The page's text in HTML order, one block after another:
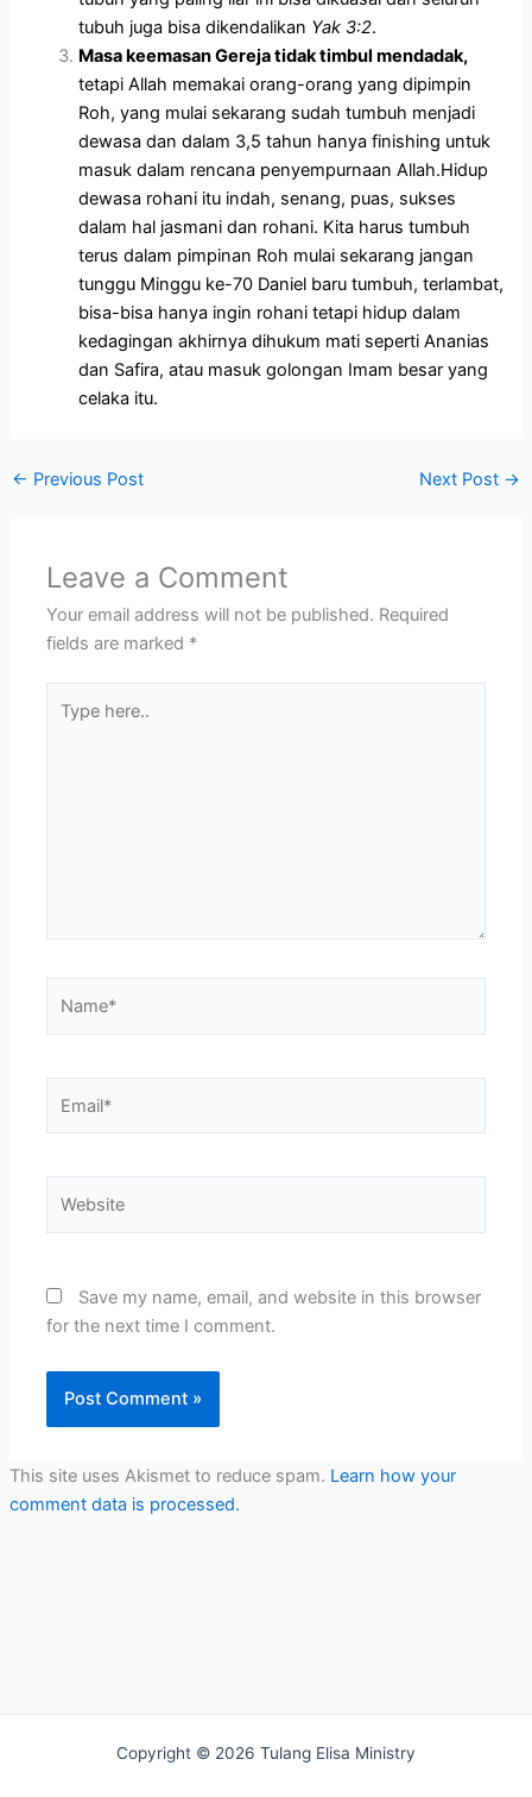
tubuh juga bisa dikendalikan Yak 3:2.
Masa keemasan Gereja tidak timbul mendadak,
tetapi Allah memakai orang-orang yang dipimpin
Roh, yang mulai sekarang sudah tumbuh menjadi
dewasa dan dalam 3,5 tahun hanya finishing untuk
masuk dalam rencana penyempurnaan Allah.Hidup
dewasa rohani itu indah, senang, puas, sukses
dalam hal jasmani dan rohani. Kita harus tumbuh
terus dalam pimpinan Roh mulai sekarang jangan
tunggu Minggu ke-70 Daniel baru tumbuh, terlambat,
bisa-bisa hanya ingin rohani tetapi hidup dalam
kedagingan akhirnya dihukum mati seperti Ananias
dan Safira, atau masuk golongan Imam besar yang
celaka itu.
← Previous Post Next Post →
Leave a Comment
Your email address will not be published. Required
fields are marked *
here..
Save my name, email, and website in this browser
for the next time I comment.
This site uses Akismet to reduce spam. Learn how your
comment data is processed.
Copyright © 2026 Tulang Elisa Ministry